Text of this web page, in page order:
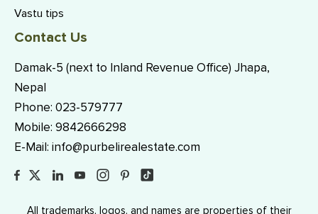
Vastu tips
Contact Us
Damak-5 (next to Inland Revenue Office) Jhapa,
Nepal
Phone: 023-579777
Mobile: 9842666298
E-Mail: info@purbelirealestate.com
All trademarks, logos, and names are properties of their